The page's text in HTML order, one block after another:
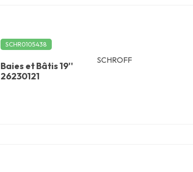
SCHR0105438
Baies et Bâtis 19''
26230121
SCHROFF